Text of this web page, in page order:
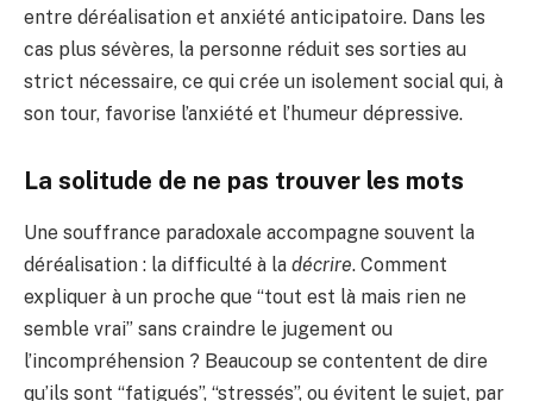
entre déréalisation et anxiété anticipatoire. Dans les
cas plus sévères, la personne réduit ses sorties au
strict nécessaire, ce qui crée un isolement social qui, à
son tour, favorise l’anxiété et l’humeur dépressive.
La solitude de ne pas trouver les mots
Une souffrance paradoxale accompagne souvent la
déréalisation : la difficulté à la décrire. Comment
expliquer à un proche que “tout est là mais rien ne
semble vrai” sans craindre le jugement ou
l’incompréhension ? Beaucoup se contentent de dire
qu’ils sont “fatigués”, “stressés”, ou évitent le sujet, par